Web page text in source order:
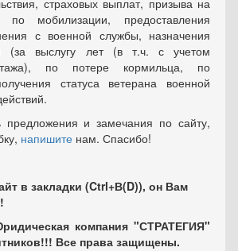
страховых выплат, призыва на
мобилизации, предоставления
с военной службы, назначения
(за выслугу лет (в т.ч. с учетом
по потере кормильца, по
статуса ветерана военной
и замечания по сайту,
напишите нам. Спасибо!
в закладки (Ctrl+В(D)), он Вам
компания "СТРАТЕГИЯ"
Все права защищены.